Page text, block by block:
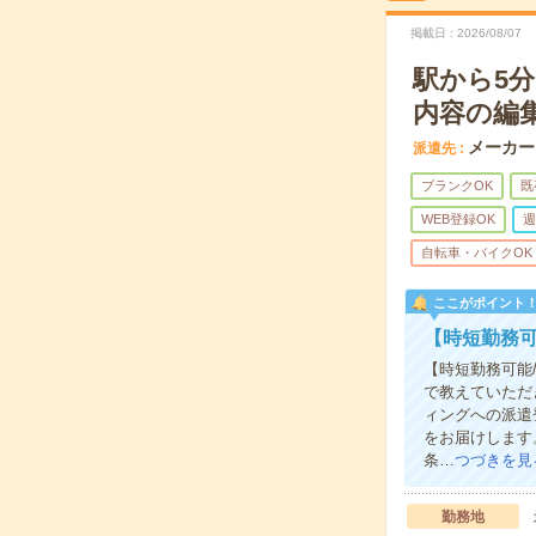
掲載日 2026/08/07
駅から5
内容の編
派遣先 メーカー
ブランクOK
WEB登録OK
自転車・バイクOK
ここがポイント
【時短勤務
【時短勤務可
で教えていた
ィングへの派
をお届けしま
条…つづきを見
勤務地